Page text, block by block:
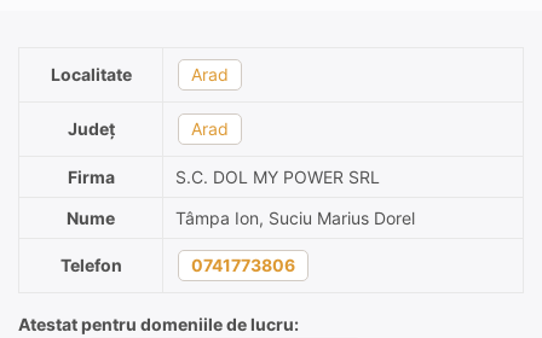
Localitate Arad
Județ Arad
Firma
S.C. DOL MY POWER SRL
Nume
Tâmpa Ion, Suciu Marius Dorel
Telefon 0741773806
Atestat pentru domeniile de lucru: